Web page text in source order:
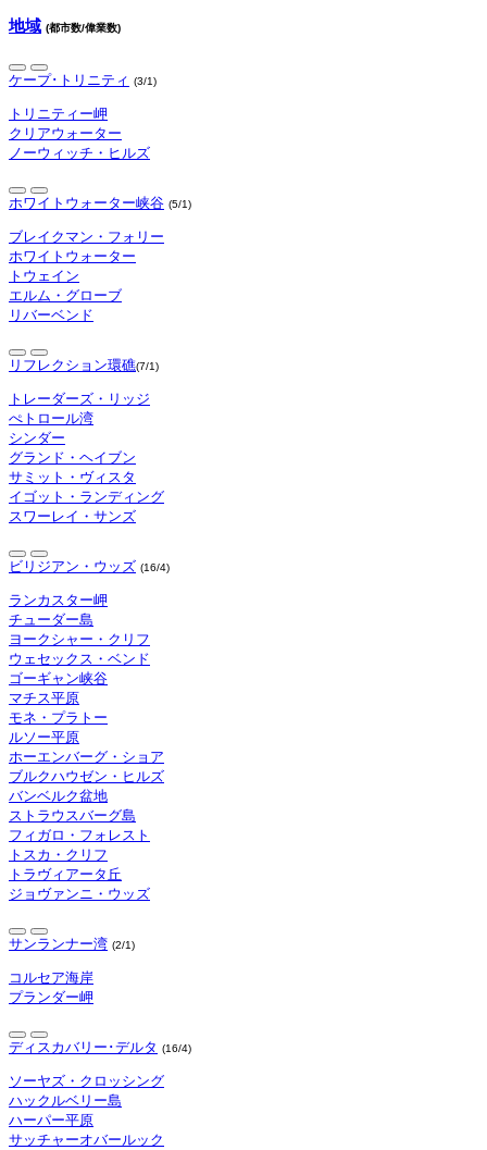
地域 (都市数/偉業数)
ケープ･トリニティ (3/1)
トリニティー岬
クリアウォーター
ノーウィッチ・ヒルズ
ホワイトウォーター峡谷 (5/1)
ブレイクマン・フォリー
ホワイトウォーター
トウェイン
エルム・グローブ
リバーベンド
リフレクション環礁(7/1)
トレーダーズ・リッジ
ぺトロール湾
シンダー
グランド・ヘイブン
サミット・ヴィスタ
イゴット・ランディング
スワーレイ・サンズ
ビリジアン・ウッズ (16/4)
ランカスター岬
チューダー島
ヨークシャー・クリフ
ウェセックス・ベンド
ゴーギャン峡谷
マチス平原
モネ・プラトー
ルソー平原
ホーエンバーグ・ショア
ブルクハウゼン・ヒルズ
バンベルク盆地
ストラウスバーグ島
フィガロ・フォレスト
トスカ・クリフ
トラヴィアータ丘
ジョヴァンニ・ウッズ
サンランナー湾 (2/1)
コルセア海岸
プランダー岬
ディスカバリー･デルタ (16/4)
ソーヤズ・クロッシング
ハックルベリー島
ハーパー平原
サッチャーオバールック